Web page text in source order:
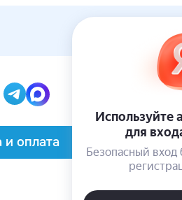
+7(495) 229-62-05
и оплата О компании